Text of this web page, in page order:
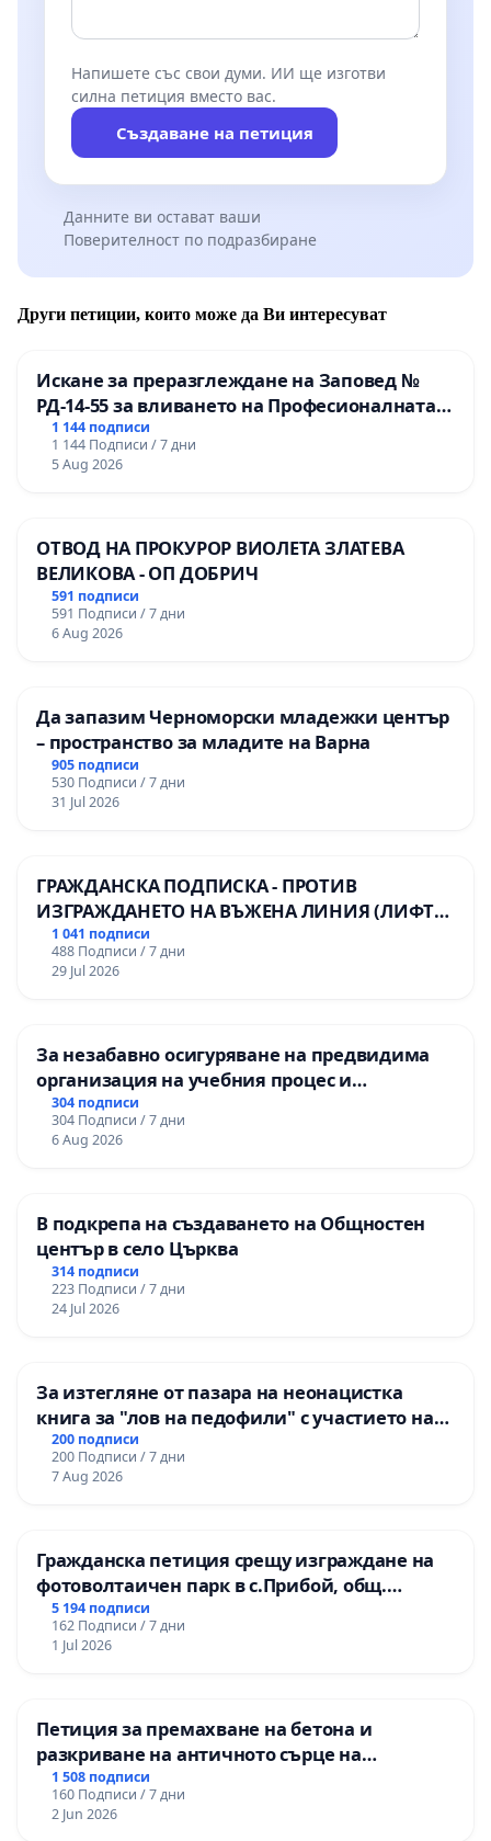
Напишете със свои думи. ИИ ще изготви
силна петиция вместо вас.
Създаване на петиция
Данните ви остават ваши
Поверителност по подразбиране
Други петиции, които може да Ви интересуват
Искане за преразглеждане на Заповед №
РД-14-55 за вливането на Професионалната
гимназия по промишлени технологии в
Професионалната гимназия по икономика и
мениджмънт – гр. Пазарджик
1 144 подписи
1 144 Подписи / 7 дни
5 Aug 2026
ОТВОД НА ПРОКУРОР ВИОЛЕТА ЗЛАТЕВА
ВЕЛИКОВА - ОП ДОБРИЧ
591 подписи
591 Подписи / 7 дни
6 Aug 2026
Да запазим Черноморски младежки център
– пространство за младите на Варна
905 подписи
530 Подписи / 7 дни
31 Jul 2026
ГРАЖДАНСКА ПОДПИСКА - ПРОТИВ
ИЗГРАЖДАНЕТО НА ВЪЖЕНА ЛИНИЯ (ЛИФТ)
НА ТЕРИТОРИЯТА НА ПРИРОДНА
ЗАБЕЛЕЖИТЕЛНОСТ „ХЪЛМ НА
ОСВОБОДИТЕЛИТЕ“ (БУНАРДЖИК)
1 041 подписи
488 Подписи / 7 дни
29 Jul 2026
За незабавно осигуряване на предвидима
организация на учебния процес и
гарантиране на правото на равнопоставено
и качествено образование на учениците от
ОУ „Княз Александър I“ и Хуманитарна
304 подписи
304 Подписи / 7 дни
6 Aug 2026
В подкрепа на създаването на Общностен
център в село Църква
314 подписи
223 Подписи / 7 дни
24 Jul 2026
За изтегляне от пазара на неонацистка
книга за "лов на педофили" с участието на
деца
200 подписи
200 Подписи / 7 дни
7 Aug 2026
Гражданска петиция срещу изграждане на
фотоволтаичен парк в с.Прибой, общ.
Радомир
5 194 подписи
162 Подписи / 7 дни
1 Jul 2026
Петиция за премахване на бетона и
разкриване на античното сърце на
Могиланската могила във Враца
1 508 подписи
160 Подписи / 7 дни
2 Jun 2026